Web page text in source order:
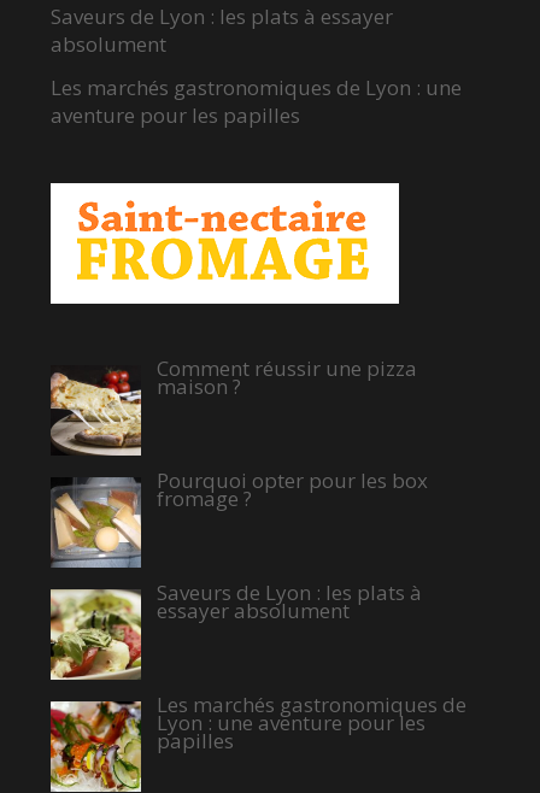
Saveurs de Lyon : les plats à essayer
absolument
Les marchés gastronomiques de Lyon : une
aventure pour les papilles
Comment réussir une pizza
maison ?
Pourquoi opter pour les box
fromage ?
Saveurs de Lyon : les plats à
essayer absolument
Les marchés gastronomiques de
Lyon : une aventure pour les
papilles